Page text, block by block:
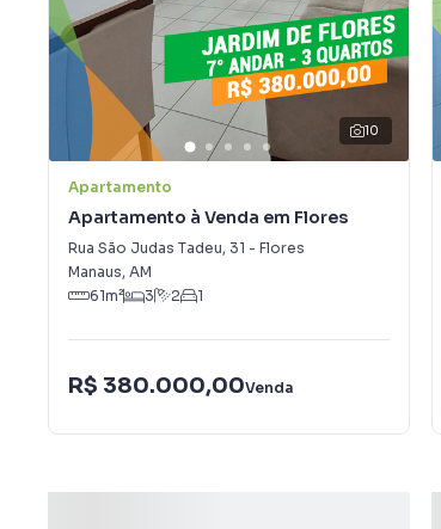
10
Apartamento
Apartamento à Venda em Flores
Rua São Judas Tadeu, 31 - Flores
Manaus, AM
61m² 3 2 1
R$ 380.000,00Venda